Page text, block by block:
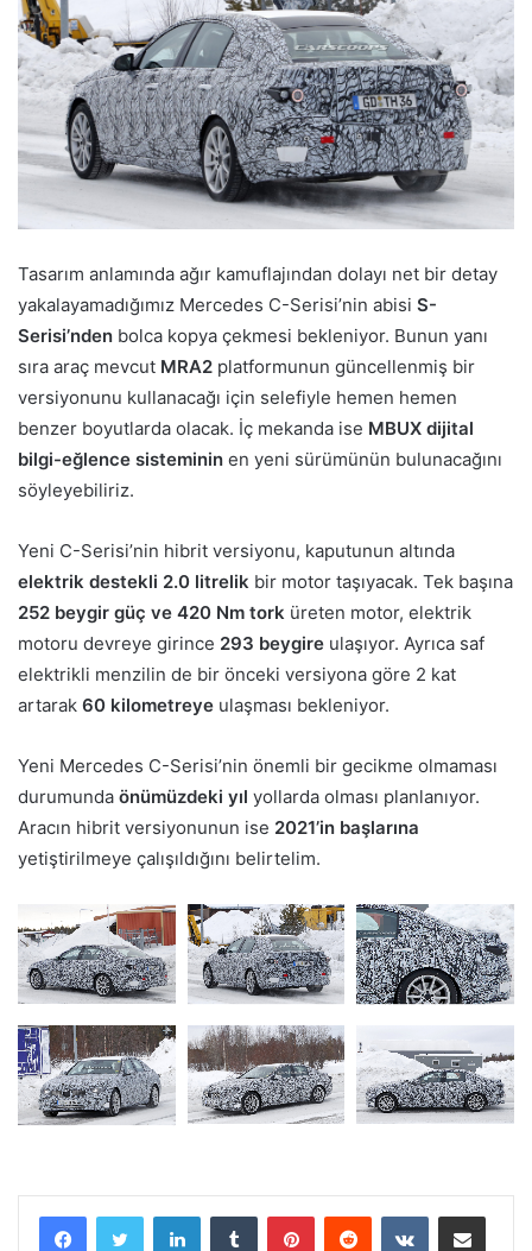
Tasarım anlamında ağır kamuflajından dolayı net bir detay
yakalayamadığımız Mercedes C-Serisi’nin abisi S-
Serisi’nden bolca kopya çekmesi bekleniyor. Bunun yanı
sıra araç mevcut MRA2 platformunun güncellenmiş bir
versiyonunu kullanacağı için selefiyle hemen hemen
benzer boyutlarda olacak. İç mekanda ise MBUX dijital
bilgi-eğlence sisteminin en yeni sürümünün bulunacağını
söyleyebiliriz.
Yeni C-Serisi’nin hibrit versiyonu, kaputunun altında
elektrik destekli 2.0 litrelik bir motor taşıyacak. Tek başına
252 beygir güç ve 420 Nm tork üreten motor, elektrik
motoru devreye girince 293 beygire ulaşıyor. Ayrıca saf
elektrikli menzilin de bir önceki versiyona göre 2 kat
artarak 60 kilometreye ulaşması bekleniyor.
Yeni Mercedes C-Serisi’nin önemli bir gecikme olmaması
durumunda önümüzdeki yıl yollarda olması planlanıyor.
Aracın hibrit versiyonunun ise 2021’in başlarına
yetiştirilmeye çalışıldığını belirtelim.